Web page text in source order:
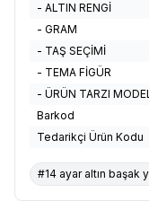
- ALTIN RENGİ
- GRAM
- TAŞ SEÇİMİ
- TEMA FİGÜR
- ÜRÜN TARZI
Barkod
Tedarikçi Ürün Kodu
#14 ayar altın başak